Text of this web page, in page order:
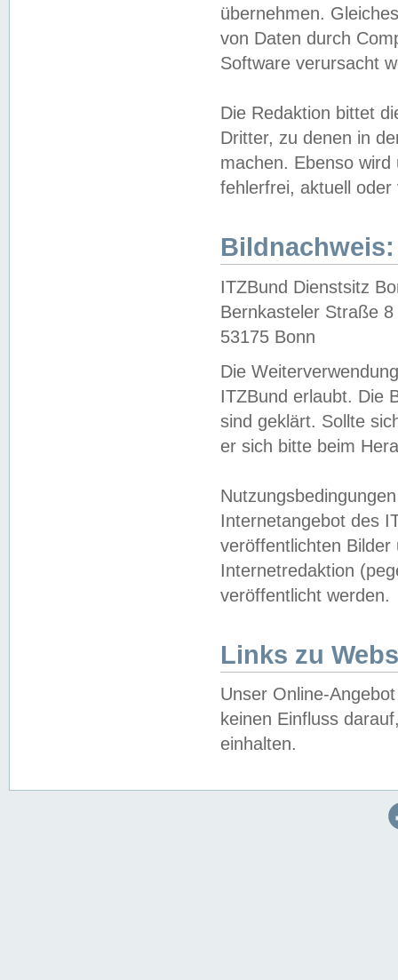
übernehmen.
von Daten durch
Software verursacht
Die Redaktion bittet
Dritter, zu denen in
machen. Ebenso
fehlerfrei, aktuell oder
Bildnachweis:
ITZBund Dienstsitz
Bernkasteler Straße 8
53175 Bonn
Die
ITZBund erlaubt. Die
sind geklärt. Sollte
er sich bitte beim
Internetangebot des
veröffentlichten
Internetredaktion
veröffentlicht werden.
Links zu
Unser Online-
keinen Einfluss
einhalten.